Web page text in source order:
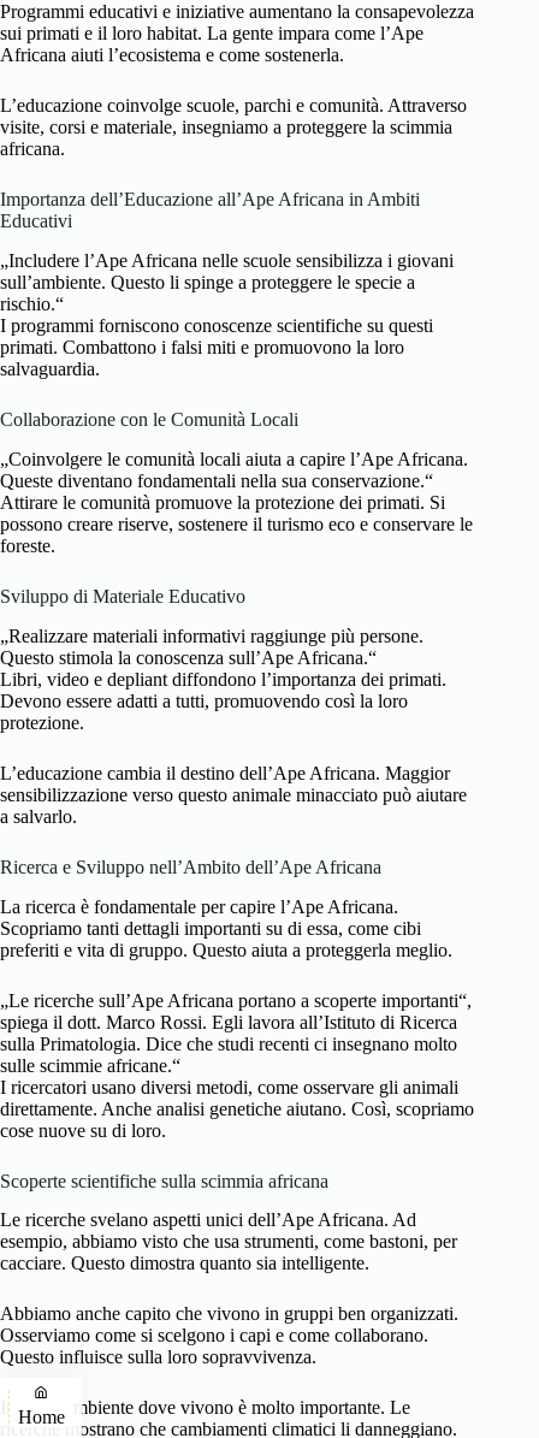
Programmi educativi e iniziative aumentano la consapevolezza
sui primati e il loro habitat. La gente impara come l’Ape
Africana aiuti l’ecosistema e come sostenerla.
L’educazione coinvolge scuole, parchi e comunità. Attraverso
visite, corsi e materiale, insegniamo a proteggere la scimmia
africana.
Importanza dell’Educazione all’Ape Africana in Ambiti
Educativi
„Includere l’Ape Africana nelle scuole sensibilizza i giovani
sull’ambiente. Questo li spinge a proteggere le specie a
rischio.“
I programmi forniscono conoscenze scientifiche su questi
primati. Combattono i falsi miti e promuovono la loro
salvaguardia.
Collaborazione con le Comunità Locali
„Coinvolgere le comunità locali aiuta a capire l’Ape Africana.
Queste diventano fondamentali nella sua conservazione.“
Attirare le comunità promuove la protezione dei primati. Si
possono creare riserve, sostenere il turismo eco e conservare le
foreste.
Sviluppo di Materiale Educativo
„Realizzare materiali informativi raggiunge più persone.
Questo stimola la conoscenza sull’Ape Africana.“
Libri, video e depliant diffondono l’importanza dei primati.
Devono essere adatti a tutti, promuovendo così la loro
protezione.
L’educazione cambia il destino dell’Ape Africana. Maggior
sensibilizzazione verso questo animale minacciato può aiutare
a salvarlo.
Ricerca e Sviluppo nell’Ambito dell’Ape Africana
La ricerca è fondamentale per capire l’Ape Africana.
Scopriamo tanti dettagli importanti su di essa, come cibi
preferiti e vita di gruppo. Questo aiuta a proteggerla meglio.
„Le ricerche sull’Ape Africana portano a scoperte importanti“,
spiega il dott. Marco Rossi. Egli lavora all’Istituto di Ricerca
sulla Primatologia. Dice che studi recenti ci insegnano molto
sulle scimmie africane.“
I ricercatori usano diversi metodi, come osservare gli animali
direttamente. Anche analisi genetiche aiutano. Così, scopriamo
cose nuove su di loro.
Scoperte scientifiche sulla scimmia africana
Le ricerche svelano aspetti unici dell’Ape Africana. Ad
esempio, abbiamo visto che usa strumenti, come bastoni, per
cacciare. Questo dimostra quanto sia intelligente.
Abbiamo anche capito che vivono in gruppi ben organizzati.
Osserviamo come si scelgono i capi e come collaborano.
Questo influisce sulla loro sopravvivenza.
Infine, l’ambiente dove vivono è molto importante. Le
ricerche mostrano che cambiamenti climatici li danneggiano.
Home